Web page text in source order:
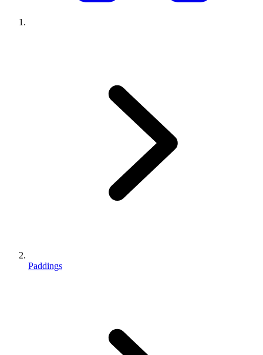
Paddings